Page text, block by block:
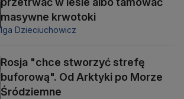
masywne krwotoki
Iga Dzieciuchowicz
Rosja "chce stworzyć strefę
buforową". Od Arktyki po Morze
Śródziemne